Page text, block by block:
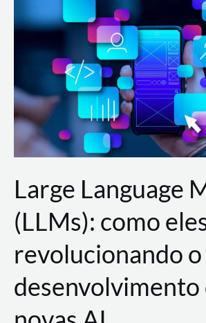
de
a
AWS?
Large Language
(LLMs): como
revolucionando o
desenvolvimento